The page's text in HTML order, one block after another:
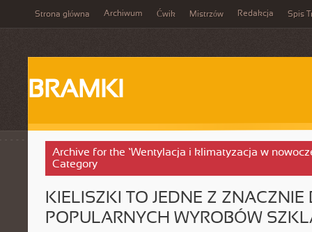
Strona główna Archiwum Ćwik Mistrzów Redakcja Spis
BRAMKI
Archive for the ‘Wentylacja i klimatyzacja w
Category
KIELISZKI TO JEDNE Z ZNACZNIE
POPULARNYCH WYROBÓW